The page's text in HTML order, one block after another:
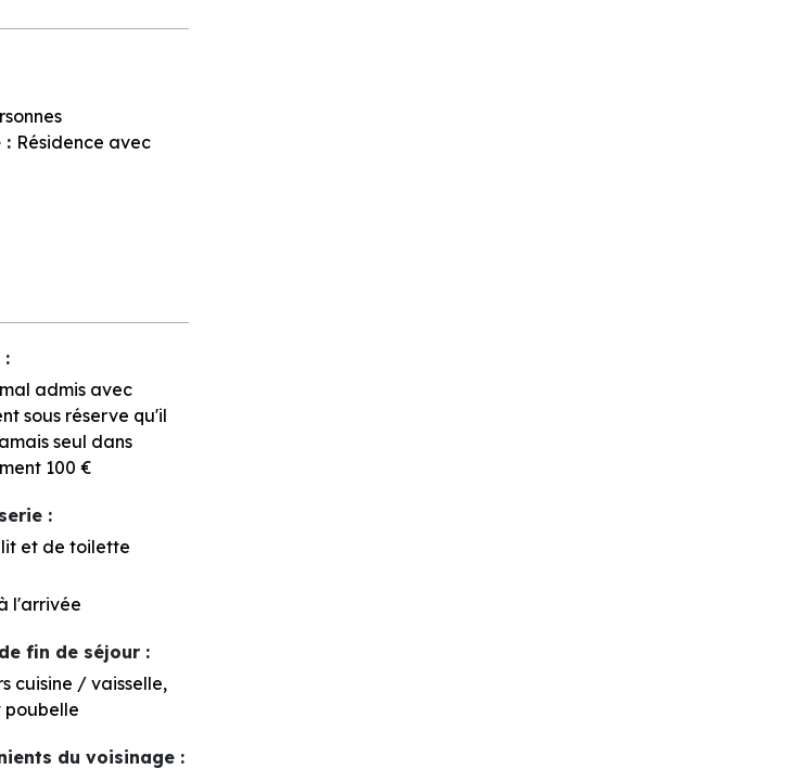
: Résidence avec
:
admis avec
sous réserve qu'il
seul dans
100 €
:
et de toilette
l'arrivée
fin de séjour :
cuisine / vaisselle,
poubelle
du voisinage :